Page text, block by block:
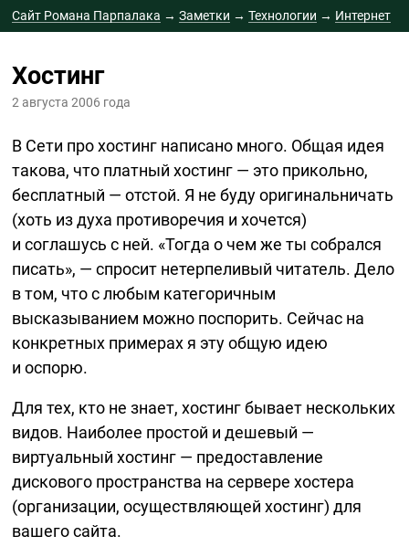
Сайт Романа Парпалака →Заметки →Технологии → Интернет
Хостинг
2 августа 2006 года
В Сети про хостинг написано много. Общая идея
такова, что платный хостинг — это прикольно,
бесплатный — отстой. Я не буду оригинальничать
(хоть из духа противоречия и хочется)
и соглашусь с ней. «Тогда о чем же ты собрался
писать», — спросит нетерпеливый читатель. Дело
в том, что с любым категоричным
высказыванием можно поспорить. Сейчас на
конкретных примерах я эту общую идею
и оспорю.
Для тех, кто не знает, хостинг бывает нескольких
видов. Наиболее простой и дешевый —
виртуальный хостинг — предоставление
дискового пространства на сервере хостера
(организации, осуществляющей хостинг) для
вашего сайта.